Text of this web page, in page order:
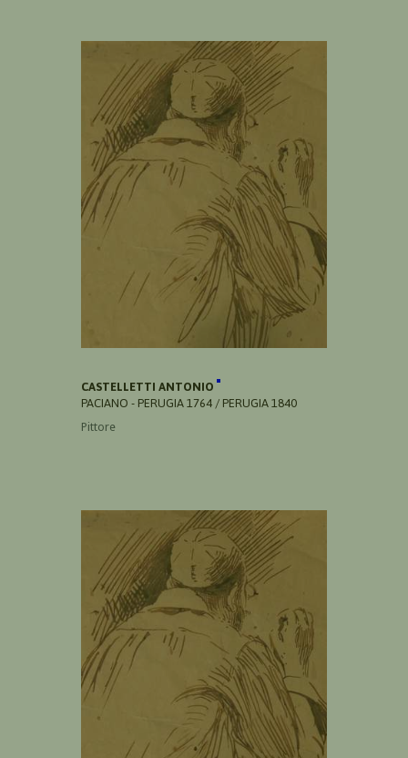
CASTELLETTI ANTONIO
PACIANO - PERUGIA 1764 / PERUGIA 1840
Pittore